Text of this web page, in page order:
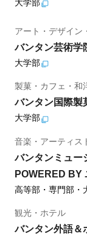
大学部
アート・デザイン
バンタン芸術学
大学部
製菓・カフェ・和
バンタン国際製
大学部
音楽・アーティス
バンタンミュー
POWERED BY
高等部・専門部・
観光・ホテル
バンタン外語＆